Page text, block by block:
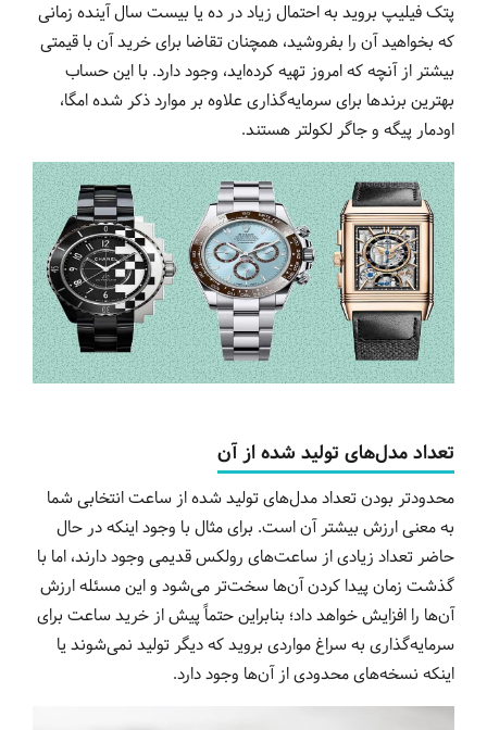
پتک فیلیپ بروید به احتمال زیاد در ده یا بیست سال آینده زمانی
که بخواهید آن را بفروشید، همچنان تقاضا برای خرید آن با قیمتی
بیشتر از آنچه که امروز تهیه کرده‌اید، وجود دارد. با این حساب
بهترین برندها برای سرمایه‌گذاری علاوه بر موارد ذکر شده امگا،
اودمار پیگه و جاگر لکولتر هستند.
تعداد مدل‌های تولید شده از آن
محدودتر بودن تعداد مدل‌های تولید شده از ساعت انتخابی شما
به معنی ارزش بیشتر آن است. برای مثال با وجود اینکه در حال
حاضر تعداد زیادی از ساعت‌های رولکس قدیمی وجود دارند، اما با
گذشت زمان پیدا کردن آن‌ها سخت‌تر می‌شود و این مسئله ارزش
آن‌ها را افزایش خواهد داد؛ بنابراین حتماً پیش از خرید ساعت برای
سرمایه‌گذاری به سراغ مواردی بروید که دیگر تولید نمی‌شوند یا
اینکه نسخه‌های محدودی از آن‌ها وجود دارد.